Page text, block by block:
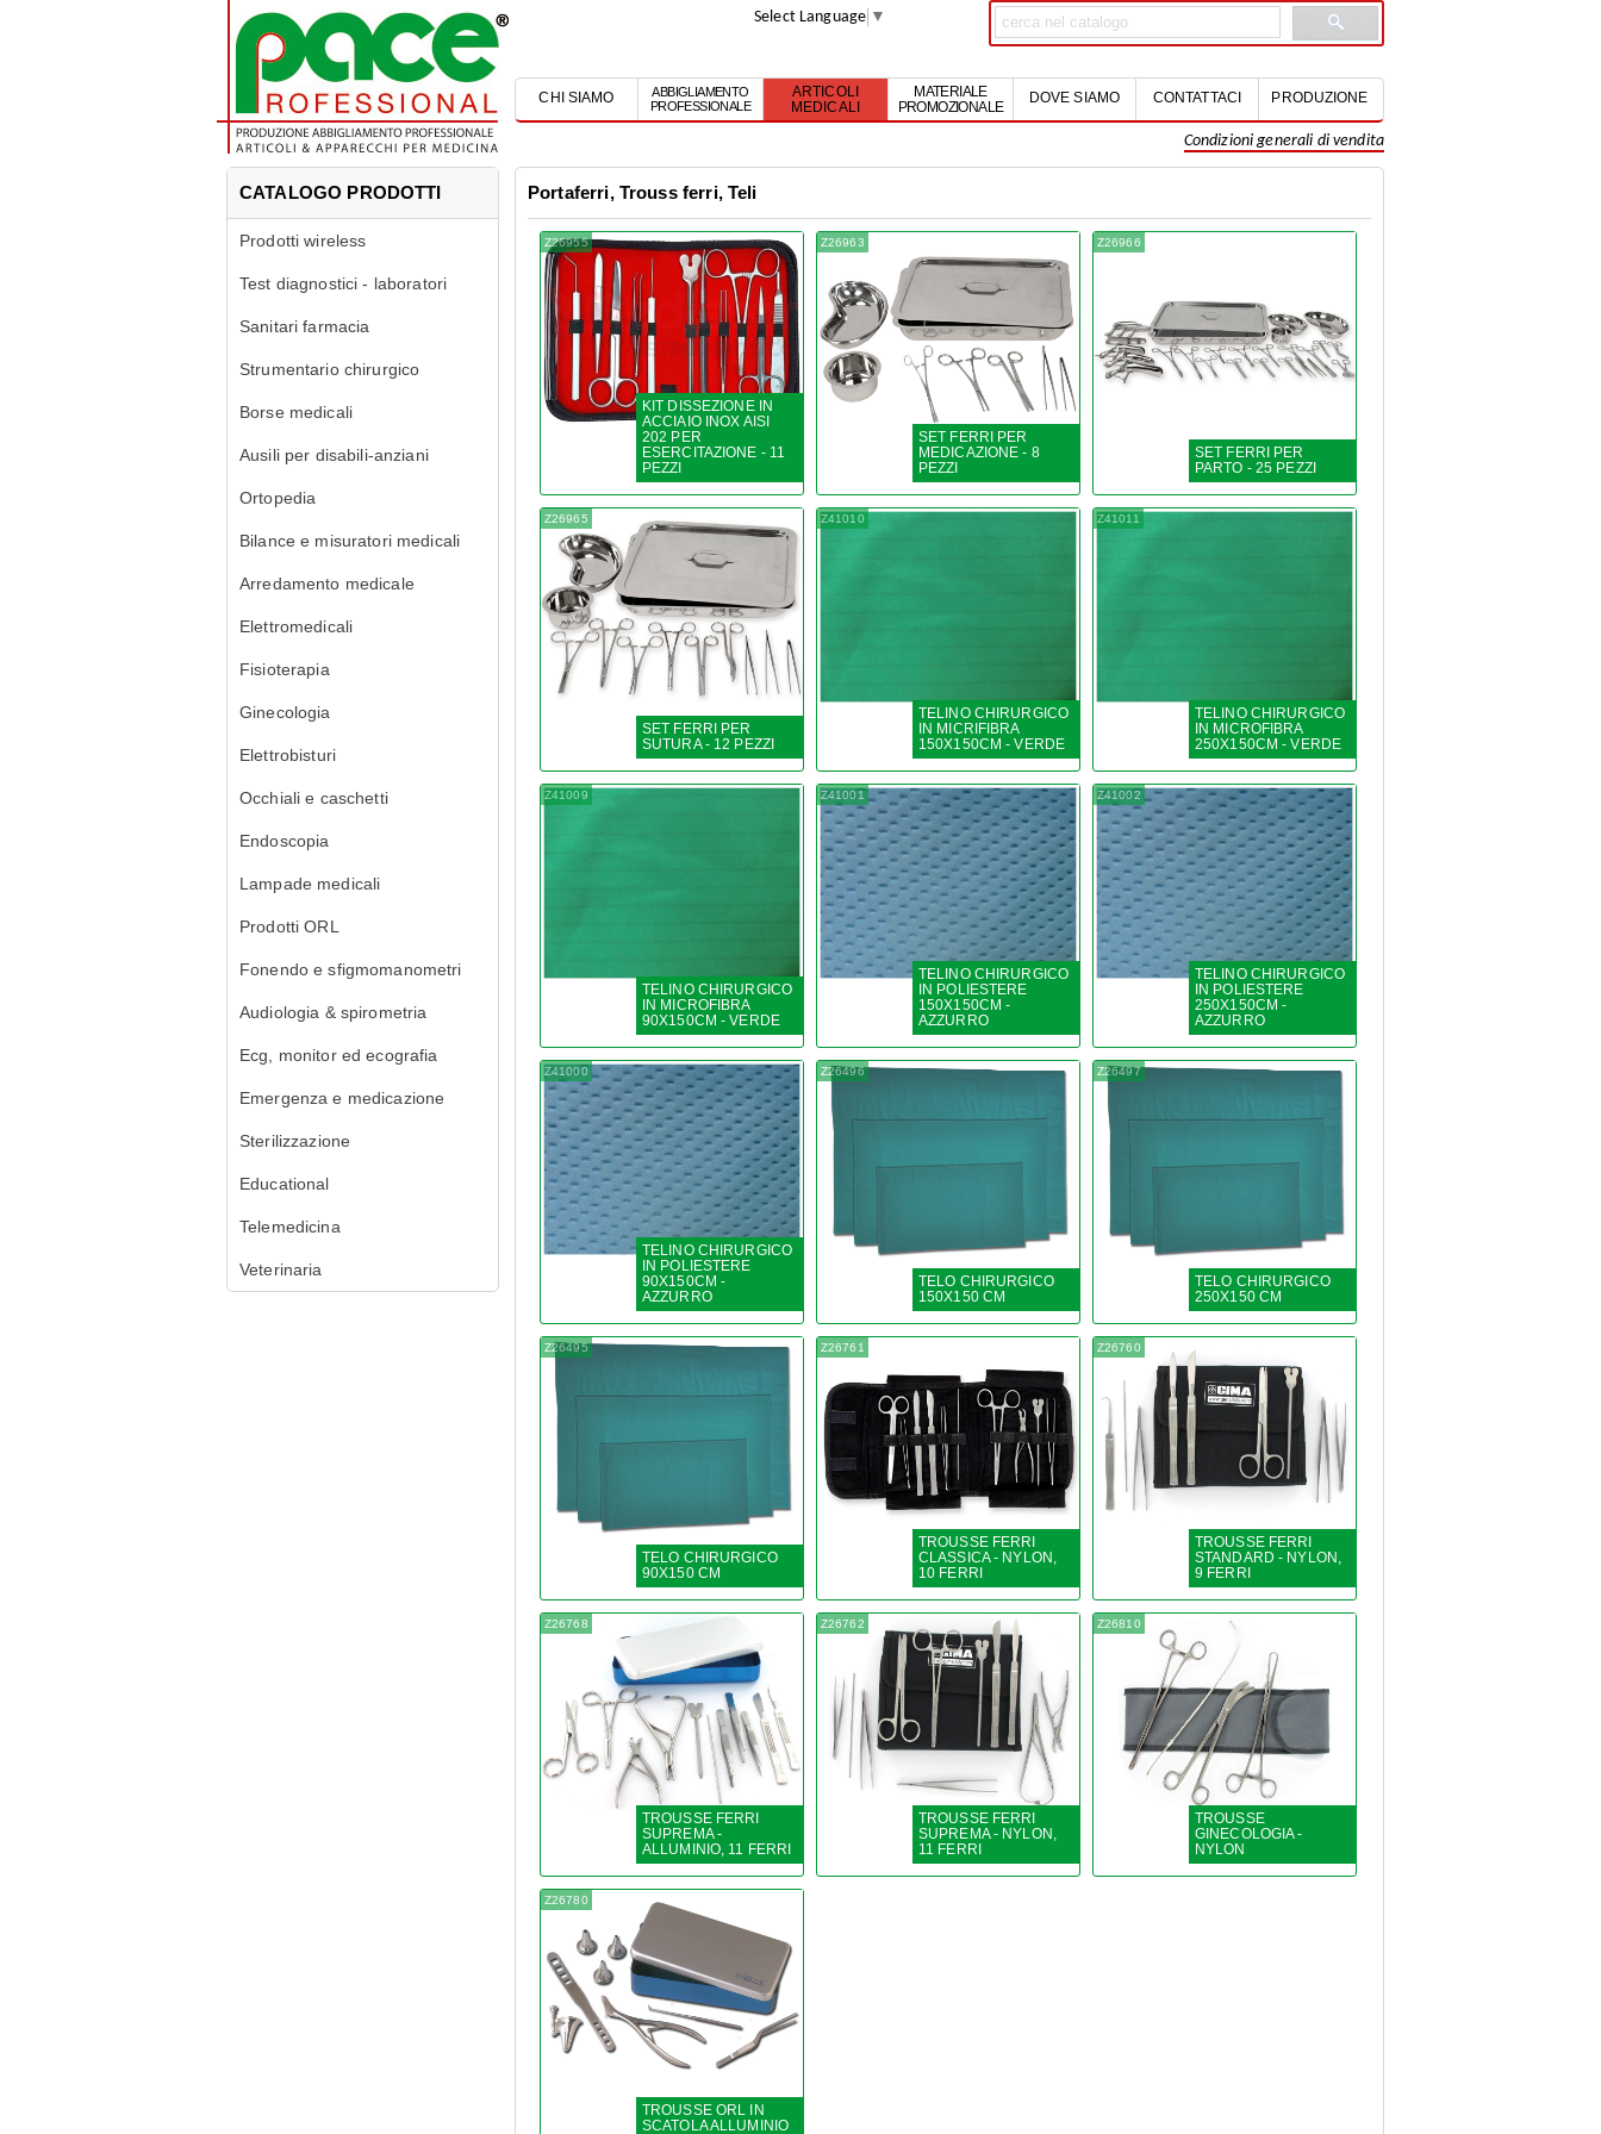
Select Language ▼
CHI SIAMO
ABBIGLIAMENTO
PROFESSIONALE
ARTICOLI
MEDICALI
MATERIALE
PROMOZIONALE
DOVE SIAMO CONTATTACI PRODUZIONE
Condizioni generali di vendita
CATALOGO PRODOTTI
Prodotti wireless
Test diagnostici - laboratori
Sanitari farmacia
Strumentario chirurgico
Borse medicali
Ausili per disabili-anziani
Ortopedia
Bilance e misuratori medicali
Arredamento medicale
Elettromedicali
Fisioterapia
Ginecologia
Elettrobisturi
Occhiali e caschetti
Endoscopia
Lampade medicali
Prodotti ORL
Fonendo e sfigmomanometri
Audiologia & spirometria
Ecg, monitor ed ecografia
Emergenza e medicazione
Sterilizzazione
Educational
Telemedicina
Veterinaria
Portaferri, Trouss ferri, Teli
KIT DISSEZIONE IN
ACCIAIO INOX AISI
202 PER
ESERCITAZIONE - 11
PEZZI
Z26955
SET FERRI PER
MEDICAZIONE - 8
PEZZI
Z26963
SET FERRI PER
PARTO - 25 PEZZI
Z26966
SET FERRI PER
SUTURA - 12 PEZZI
Z26965
TELINO CHIRURGICO
IN MICRIFIBRA
150X150CM - VERDE
Z41010
TELINO CHIRURGICO
IN MICROFIBRA
250X150CM - VERDE
Z41011
TELINO CHIRURGICO
IN MICROFIBRA
90X150CM - VERDE
Z41009
TELINO CHIRURGICO
IN POLIESTERE
150X150CM -
AZZURRO
Z41001
TELINO CHIRURGICO
IN POLIESTERE
250X150CM -
AZZURRO
Z41002
TELINO CHIRURGICO
IN POLIESTERE
90X150CM -
AZZURRO
Z41000
TELO CHIRURGICO
150X150 CM
Z26496
TELO CHIRURGICO
250X150 CM
Z26497
TELO CHIRURGICO
90X150 CM
Z26495
TROUSSE FERRI
CLASSICA - NYLON,
10 FERRI
Z26761
TROUSSE FERRI
STANDARD - NYLON,
9 FERRI
Z26760
TROUSSE FERRI
SUPREMA -
ALLUMINIO, 11 FERRI
Z26768
TROUSSE FERRI
SUPREMA - NYLON,
11 FERRI
Z26762
TROUSSE
GINECOLOGIA -
NYLON
Z26810
TROUSSE ORL IN
SCATOLA ALLUMINIO
Z26780